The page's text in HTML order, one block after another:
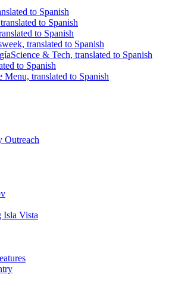
to Spanish
to Spanish
to Spanish
translated to Spanish
Science & Tech, translated to Spanish
to Spanish
Menu, translated to Spanish
Outreach
Isla Vista